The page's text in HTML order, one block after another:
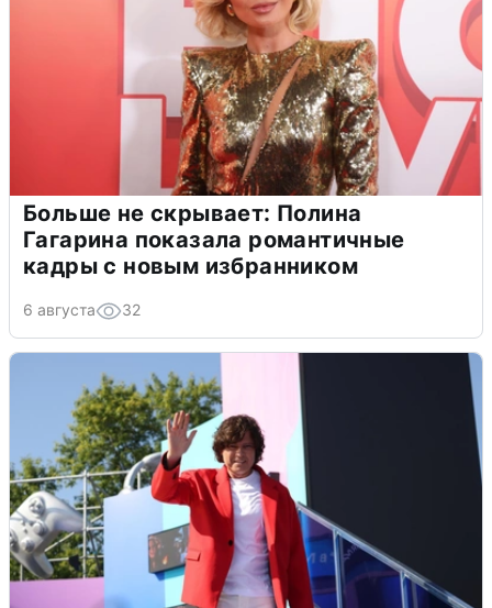
Больше не скрывает: Полина
Гагарина показала романтичные
кадры с новым избранником
6 августа 32